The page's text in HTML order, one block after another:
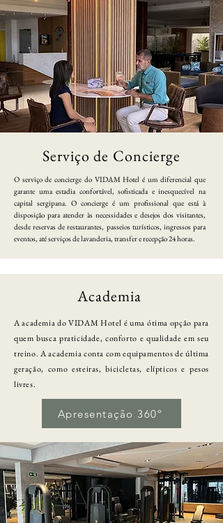
Serviço de Concierge
O serviço de concierge do VIDAM Hotel é um diferencial que
garante uma estadia confortável, sofisticada e inesquecível na
capital sergipana. O concierge é um profissional que está à
disposição para atender às necessidades e desejos dos visitantes,
desde reservas de restaurantes, passeios turísticos, ingressos para
eventos, até serviços de lavanderia, transfer e recepção 24 horas.
Academia
A academia do VIDAM Hotel é uma ótima opção para
quem busca praticidade, conforto e qualidade em seu
treino. A academia conta com equipamentos de última
geração, como esteiras, bicicletas, elípticos e pesos
livres.
Apresentação 360º